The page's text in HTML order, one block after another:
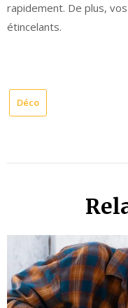
rapidement. De plus,
étincelants.
Déco